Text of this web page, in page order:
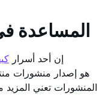
2.
إن أحد أسرار
هو إصدار منشورات
المنشورات تعني